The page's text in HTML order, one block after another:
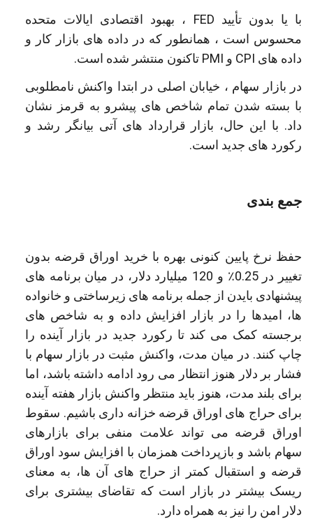
با یا بدون تأیید FED ، بهبود اقتصادی ایالات متحده
محسوس است ، همانطور که در داده های بازار کار و
داده های CPI و PMI تاکنون منتشر شده است.
در بازار سهام ، خیابان اصلی در ابتدا واکنش نامطلوبی
با بسته شدن تمام شاخص های پیشرو به قرمز نشان
داد. با این حال، بازار قرارداد های آتی بیانگر رشد و
رکورد های جدید است.
جمع بندی
حفظ نرخ پایین کنونی بهره با خرید اوراق قرضه بدون
تغییر در 0.25٪ و 120 میلیارد دلار، در میان برنامه های
پیشنهادی بایدن از جمله برنامه های زیرساختی و خانواده
ها، امیدها را در بازار افزایش داده و به شاخص های
برجسته کمک می کند تا رکورد جدید در بازار آینده را
چاپ کنند. در میان مدت، واکنش مثبت در بازار سهام با
فشار بر دلار هنوز انتظار می رود ادامه داشته باشد، اما
برای بلند مدت، هنوز باید منتظر واکنش بازار هفته آینده
برای حراج های اوراق قرضه خزانه داری باشیم. سقوط
اوراق قرضه می تواند علامت منفی برای بازارهای
سهام باشد و بازپرداخت همزمان با افزایش سود اوراق
قرضه و استقبال کمتر از حراج های آن ها، به معنای
ریسک بیشتر در بازار است که تقاضای بیشتری برای
دلار امن را نیز به همراه دارد.